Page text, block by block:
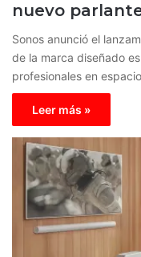
nuevo
Sonos anunció el
de la marca diseñado
profesionales en
Leer más »